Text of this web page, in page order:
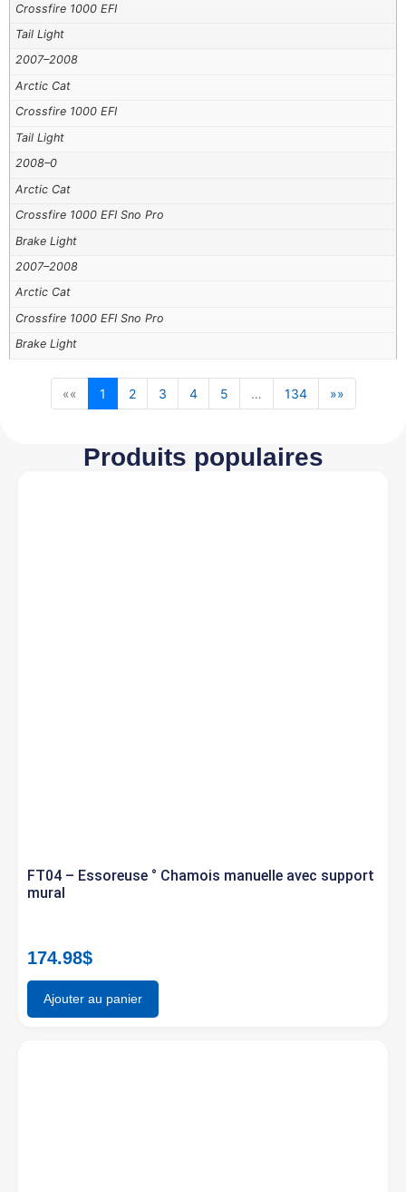
Crossfire 1000 EFI
Tail Light
2007–2008
Arctic Cat
Crossfire 1000 EFI
Tail Light
2008–0
Arctic Cat
Crossfire 1000 EFI Sno Pro
Brake Light
2007–2008
Arctic Cat
Crossfire 1000 EFI Sno Pro
Brake Light
«« 1 2 3 4 5 … 134 »»
Produits populaires
FT04 – Essoreuse ° Chamois manuelle avec support
mural
174.98$
Ajouter au panier